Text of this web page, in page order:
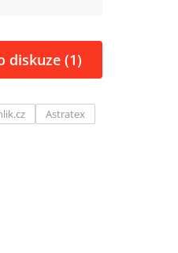
diskuze (1)
Astratex